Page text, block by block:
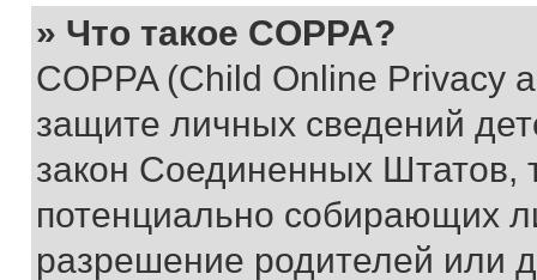
» Что такое COPPA?
COPPA (Child Online Privacy
защите личных сведений
закон Соединенных Штатов,
потенциально собирающих
разрешение родителей или